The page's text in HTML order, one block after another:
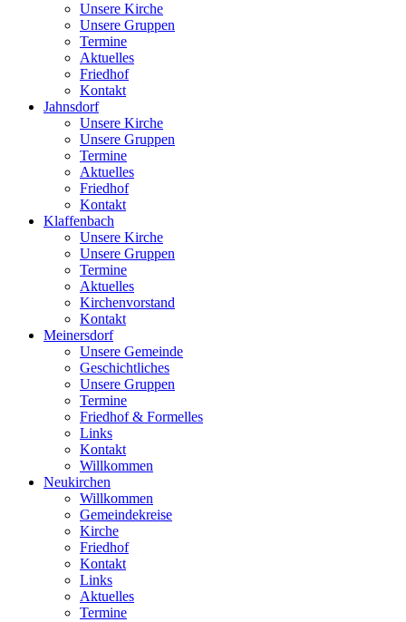
Unsere Kirche
Unsere Gruppen
Termine
Aktuelles
Friedhof
Kontakt
Jahnsdorf
Unsere Kirche
Unsere Gruppen
Termine
Aktuelles
Friedhof
Kontakt
Klaffenbach
Unsere Kirche
Unsere Gruppen
Termine
Aktuelles
Kirchenvorstand
Kontakt
Meinersdorf
Unsere Gemeinde
Geschichtliches
Unsere Gruppen
Termine
Friedhof & Formelles
Links
Kontakt
Willkommen
Neukirchen
Willkommen
Gemeindekreise
Kirche
Friedhof
Kontakt
Links
Aktuelles
Termine